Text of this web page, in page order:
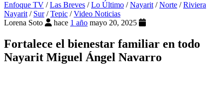
Enfoque TV /Las Breves /Lo Último /Nayarit/Norte /Riviera
Nayarit/ Sur/Tepic /Video Noticias
Lorena Soto
hace 1 año mayo 20, 2025
Fortalece el bienestar familiar en todo
Nayarit Miguel Ángel Navarro